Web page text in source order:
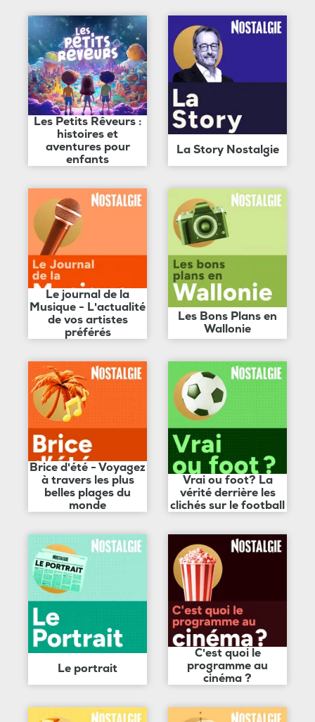
Les Petits Rêveurs :
histoires et
aventures pour
enfants
La Story Nostalgie
Le journal de la
Musique - L'actualité
de vos artistes
préférés
Les Bons Plans en
Wallonie
Brice d'été - Voyagez
à travers les plus
belles plages du
monde
Vrai ou foot? La
vérité derrière les
clichés sur le football
Le portrait
C'est quoi le
programme au
cinéma ?